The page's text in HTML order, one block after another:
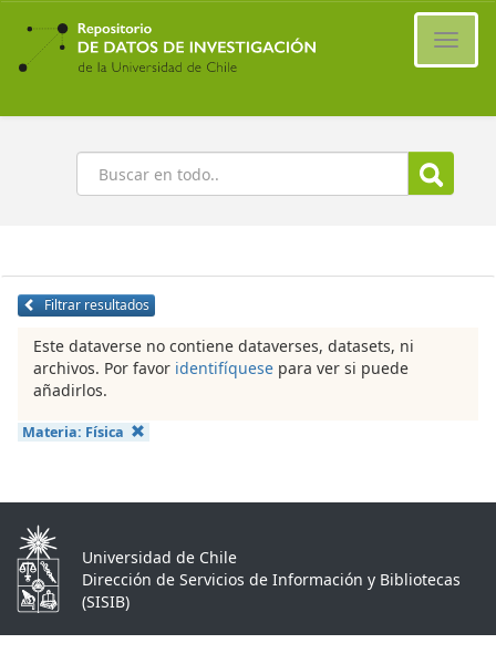
Ir
contenido
principal
Buscar
Filtrar resultados
Este dataverse no contiene dataverses, datasets, ni
archivos. Por favor identifíquese para ver si puede
añadirlos.
Materia: Física
Universidad de Chile
Dirección de Servicios de Información y Bibliotecas
(SISIB)